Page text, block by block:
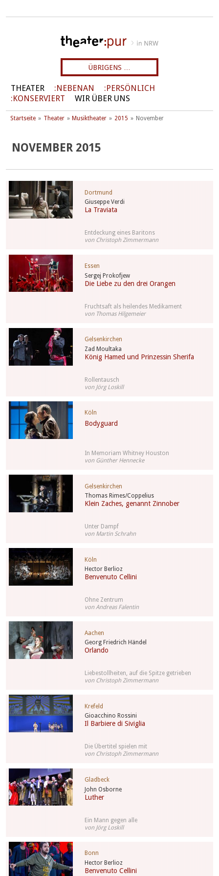
ÜBRIGENS …
THEATER NEBENAN
PERSÖNLICH
KONSERVIERT
WIR ÜBER UNS
Startseite Theater Musiktheater 2015 November
NOVEMBER 2015
Giuseppe Verdi
La Traviata
Dortmund
Entdeckung eines Baritons
von Christoph Zimmermann
Sergej Prokofjew
Die Liebe zu den drei Orangen
Essen
Fruchtsaft als heilendes Medikament
von Thomas Hilgemeier
Zad Moultaka
König Hamed und Prinzessin Sherifa
Gelsenkirchen
Rollentausch
von Jörg Loskill
Bodyguard
Köln
In Memoriam Whitney Houston
von Günther Hennecke
Thomas Rimes/Coppelius
Klein Zaches, genannt Zinnober
Gelsenkirchen
Unter Dampf
von Martin Schrahn
Hector Berlioz
Benvenuto Cellini
Köln
Ohne Zentrum
von Andreas Falentin
Georg Friedrich Händel
Orlando
Aachen
Liebestollheiten, auf die Spitze getrieben
von Christoph Zimmermann
Gioacchino Rossini
Il Barbiere di Siviglia
Krefeld
Die Übertitel spielen mit
von Christoph Zimmermann
John Osborne
Luther
Gladbeck
Ein Mann gegen alle
von Jörg Loskill
Hector Berlioz
Benvenuto Cellini
Bonn